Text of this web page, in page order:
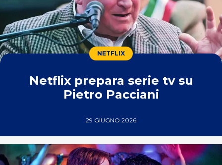
NETFLIX
Netflix prepara serie tv su
Pietro Pacciani
29 GIUGNO 2026